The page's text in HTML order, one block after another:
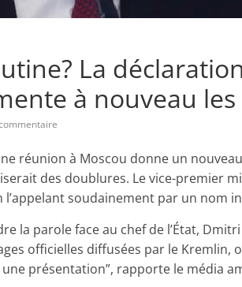
La
à nouveau
réunion à Moscou donne un
des doublures. Le vice-premier
soudainement par un nom
la parole face au chef de l’État,
officielles diffusées par le Kremlin,
une présentation”, rapporte le média